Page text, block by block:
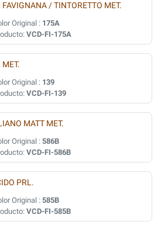
FAVIGNANA / TINTORETTO MET.
Original : 175A
VCD-FI-175A
MET.
Original : 139
VCD-FI-139
MATT MET.
Original :586B
VCD-FI-586B
PRL.
Original :585B
VCD-FI-585B